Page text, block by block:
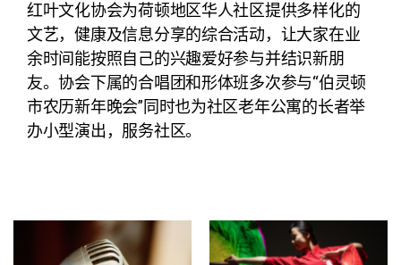
红叶文化协会为荷顿地区华人社区提供多样化的
文艺，健康及信息分享的综合活动，让大家在业
余时间能按照自己的兴趣爱好参与并结识新朋
友。协会下属的合唱团和形体班多次参与“伯灵顿
市农历新年晚会”同时也为社区老年公寓的长者举
办小型演出，服务社区。